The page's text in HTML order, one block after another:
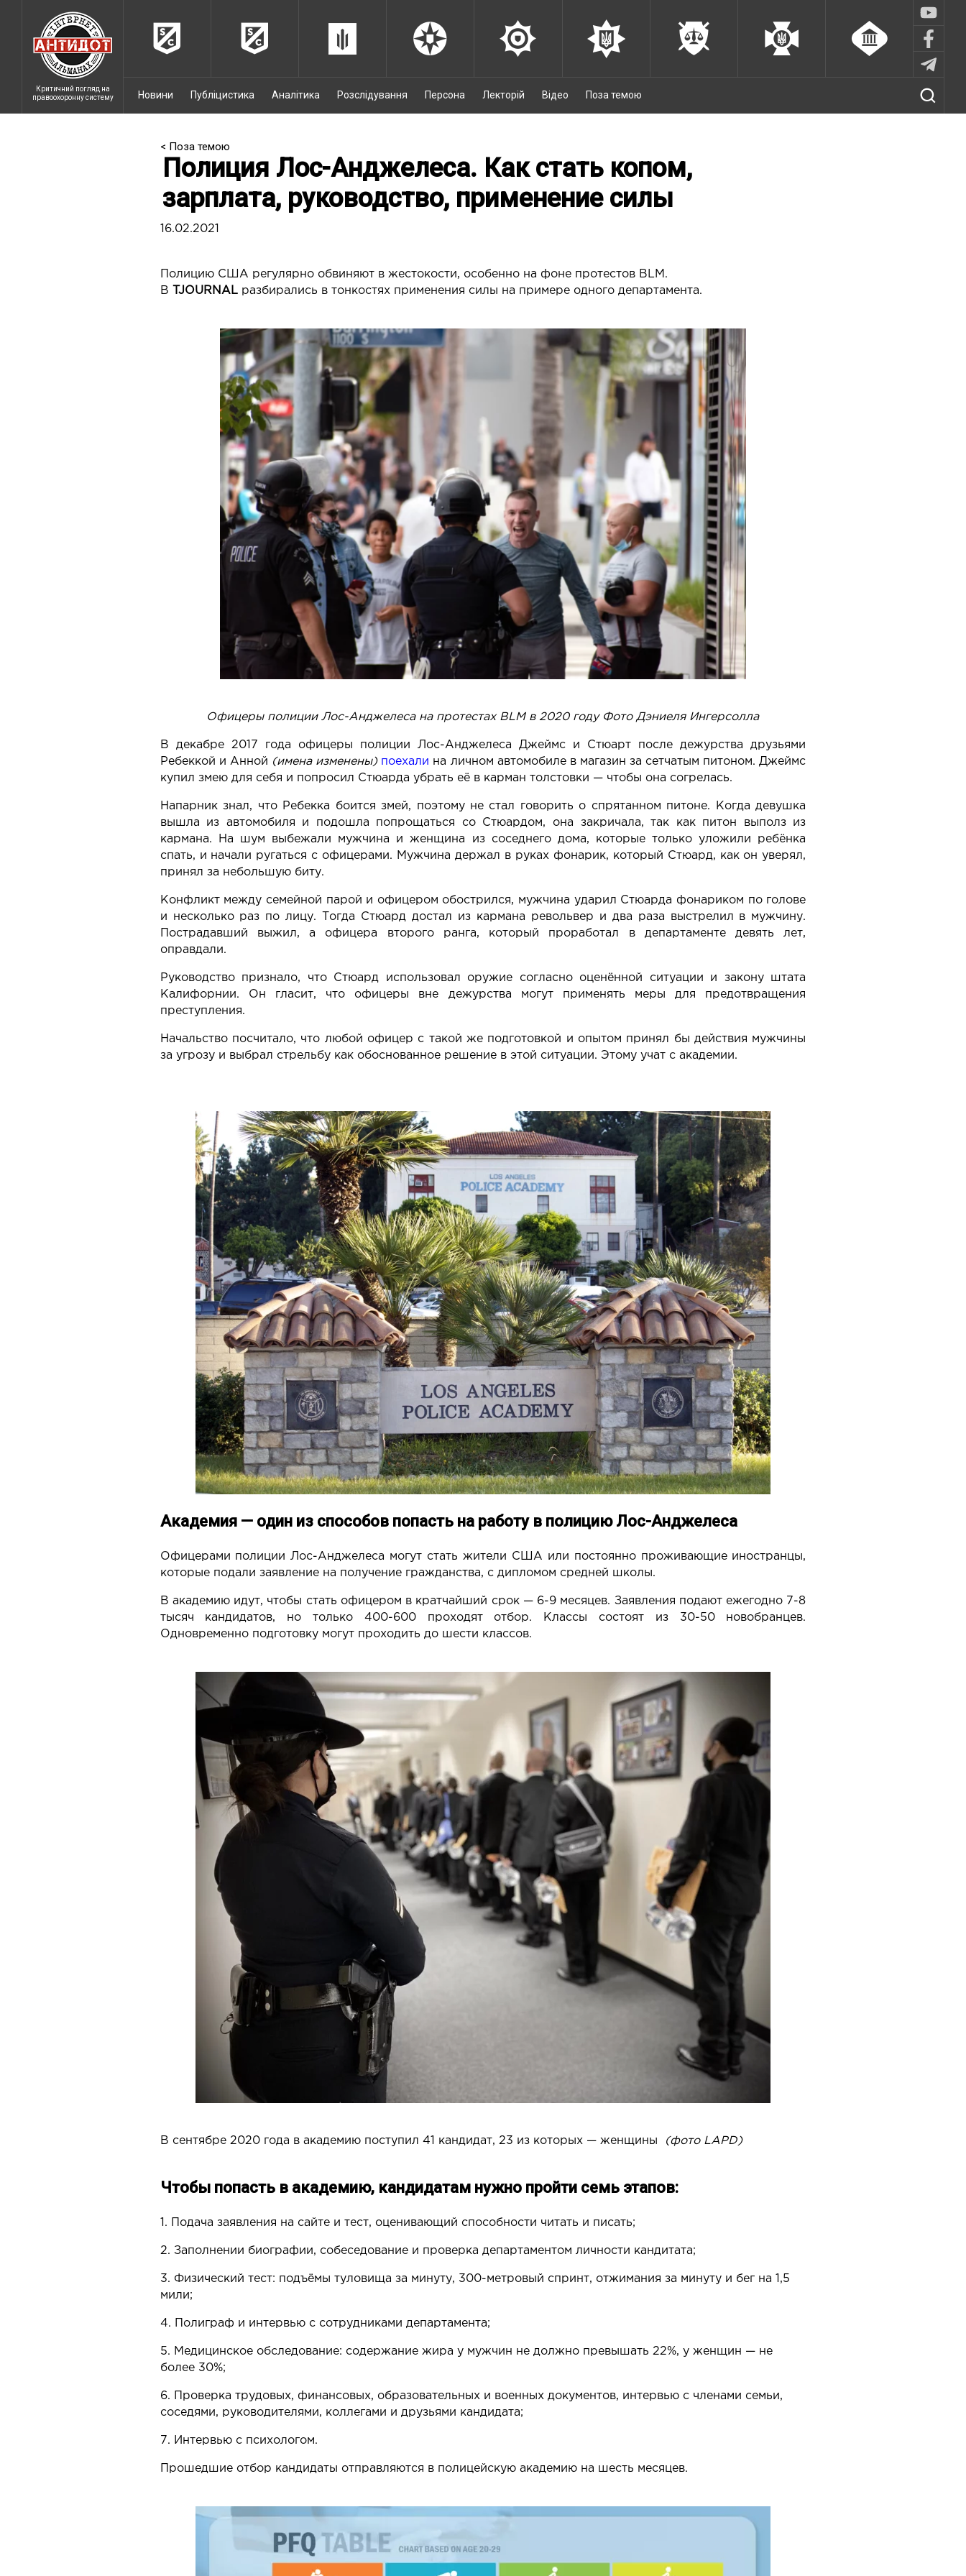
Критичний погляд на
правоохоронну систему
Новини Публіцистика Аналітика Розслідування Персона Лекторій Відео Поза темою
< Поза темою
Полиция Лос-Анджелеса. Как стать копом,
зарплата, руководство, применение силы
16.02.2021
Полицию США регулярно обвиняют в жестокости, особенно на фоне протестов BLM.
В
TJOURNALразбирались в тонкостях применения силы на примере одного департамента.
Офицеры полиции Лос-Анджелеса на протестах BLM в 2020 году ФотоДэниеля Ингерсолла
В декабре 2017 года офицеры полиции Лос-Анджелеса Джеймс и Стюарт после дежурства друзьями
Ребеккой и Анной (имена изменены) поехали на личном автомобиле в магазин за сетчатым питоном. Джеймс
купил змею для себя и попросил Стюарда убрать её в карман толстовки — чтобы она согрелась.
Напарник знал, что Ребекка боится змей, поэтому не стал говорить о спрятанном питоне. Когда девушка
вышла из автомобиля и подошла попрощаться со Стюардом, она закричала, так как питон выполз из
кармана. На шум выбежали мужчина и женщина из соседнего дома, которые только уложили ребёнка
спать, и начали ругаться с офицерами. Мужчина держал в руках фонарик, который Стюард, как он уверял,
принял за небольшую биту.
Конфликт между семейной парой и офицером обострился, мужчина ударил Стюарда фонариком по голове
и несколько раз по лицу. Тогда Стюард достал из кармана револьвер и два раза выстрелил в мужчину.
Пострадавший выжил, а офицера второго ранга, который проработал в департаменте девять лет,
оправдали.
Руководство признало, что Стюард использовал оружие согласно оценённой ситуации и закону штата
Калифорнии. Он гласит, что офицеры вне дежурства могут применять меры для предотвращения
преступления.
Начальство посчитало, что любой офицер с такой же подготовкой и опытом принял бы действия мужчины
за угрозу и выбрал стрельбу как обоснованное решение в этой ситуации. Этому учат с академии.
Академия — один из способов попасть на работу в полицию Лос-Анджелеса
Офицерами полиции Лос-Анджелеса могут стать жители США или постоянно проживающие иностранцы,
которые подали заявление на получение гражданства, с дипломом средней школы.
В академию идут, чтобы стать офицером в кратчайший срок — 6-9 месяцев. Заявления подают ежегодно 7-8
тысяч кандидатов, но только 400-600 проходят отбор. Классы состоят из 30-50 новобранцев.
Одновременно подготовку могут проходить до шести классов.
В сентябре 2020 года в академию поступил 41 кандидат, 23 из которых — женщины (фото LAPD)
Чтобы попасть в академию, кандидатам нужно пройти семь этапов:
1. Подача заявления на сайте и тест, оценивающий способности читать и писать;
2. Заполнении биографии, собеседование и проверка департаментом личности кандитата;
3. Физический тест: подъёмы туловища за минуту, 300-метровый спринт, отжимания за минуту и бег на 1,5
мили;
4. Полиграф и интервью с сотрудниками департамента;
5. Медицинское обследование: содержание жира у мужчин не должно превышать 22%, у женщин — не
более 30%;
6. Проверка трудовых, финансовых, образовательных и военных документов, интервью с членами семьи,
соседями, руководителями, коллегами и друзьями кандидата;
7. Интервью с психологом.
Прошедшие отбор кандидаты отправляются в полицейскую академию на шесть месяцев.